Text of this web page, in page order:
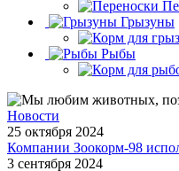
Грызуны
Рыбы
Новости
25 октября 2024
Компании Зоокорм-98
3 сентября 2024